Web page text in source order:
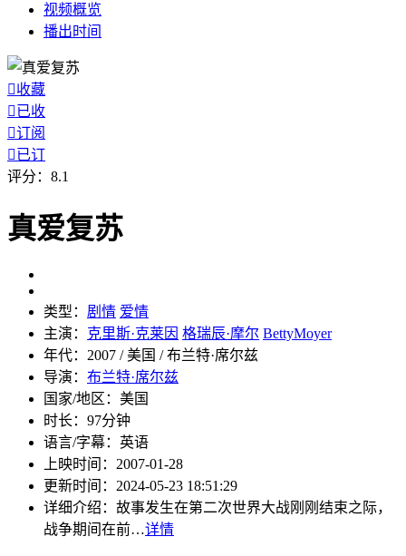
视频概览
播出时间
收藏
已收
订阅
已订
评分： 8.1
真爱复苏
类型： 剧情 爱情
主演： 克里斯·克莱因 格瑞辰·摩尔 BettyMoyer
年代： 2007 / 美国 / 布兰特·席尔兹
导演： 布兰特·席尔兹
国家/地区： 美国
时长： 97分钟
语言/字幕： 英语
上映时间： 2007-01-28
更新时间： 2024-05-23 18:51:29
详细介绍： 故事发生在第二次世界大战刚刚结束之际，
战争期间在前…详情